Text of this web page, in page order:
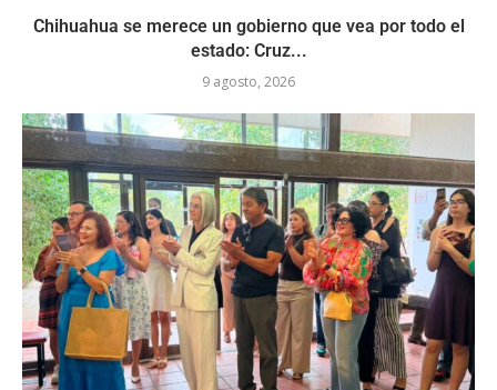
Chihuahua se merece un gobierno que vea por todo el
estado: Cruz...
9 agosto, 2026